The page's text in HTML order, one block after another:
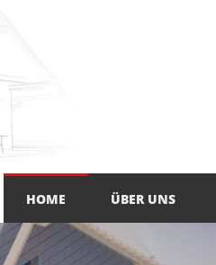
HOME ÜBER UNS